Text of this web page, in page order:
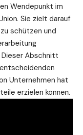
Wendepunkt im
Sie zielt darauf
schützen und
Abschnitt
Unternehmen hat
erzielen können.